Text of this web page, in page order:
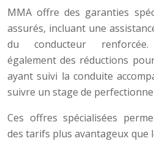
MMA offre des garanties
assurés, incluant une
du conducteur renforcée.
également des réductions
ayant suivi la conduite
suivre un stage de
Ces offres spécialisées
des tarifs plus avantageux que